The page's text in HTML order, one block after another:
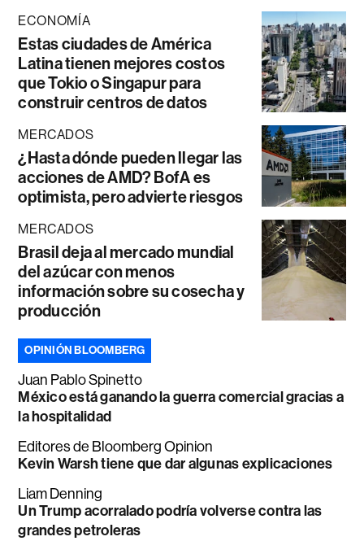
ECONOMÍA
Estas ciudades de América
Latina tienen mejores costos
que Tokio o Singapur para
construir centros de datos
MERCADOS
¿Hasta dónde pueden llegar las
acciones de AMD? BofA es
optimista, pero advierte riesgos
MERCADOS
Brasil deja al mercado mundial
del azúcar con menos
información sobre su cosecha y
producción
OPINIÓN BLOOMBERG
Juan Pablo Spinetto
México está ganando la guerra comercial gracias a
la hospitalidad
Editores de Bloomberg Opinion
Kevin Warsh tiene que dar algunas explicaciones
Liam Denning
Un Trump acorralado podría volverse contra las
grandes petroleras